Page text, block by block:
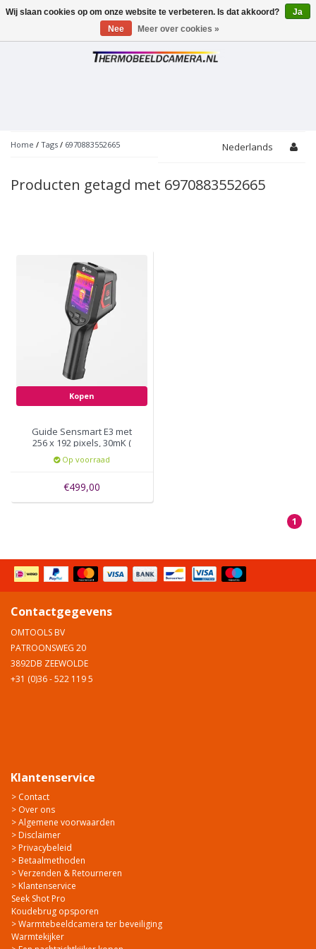
Toggle
Home / Tags / 6970883552665 Nederlands
Producten getagd met 6970883552665
Kopen
Guide Sensmart E3 met
256 x 192 pixels, 30mK (
0,03 ºC ), 30Hz
Op voorraad
€499,00
1
Contactgegevens
OMTOOLS BV
PATROONSWEG 20
3892DB ZEEWOLDE
+31 (0)36 - 522 119 5
Klantenservice
> Contact
> Over ons
> Algemene voorwaarden
> Disclaimer
> Privacybeleid
> Betaalmethoden
> Verzenden & Retourneren
> Klantenservice
Seek Shot Pro
Koudebrug opsporen
> Warmtebeeldcamera ter beveiliging
Warmtekijker
Wij slaan cookies op om onze website te verbeteren. Is dat akkoord?
Ja
Nee
Meer over cookies »